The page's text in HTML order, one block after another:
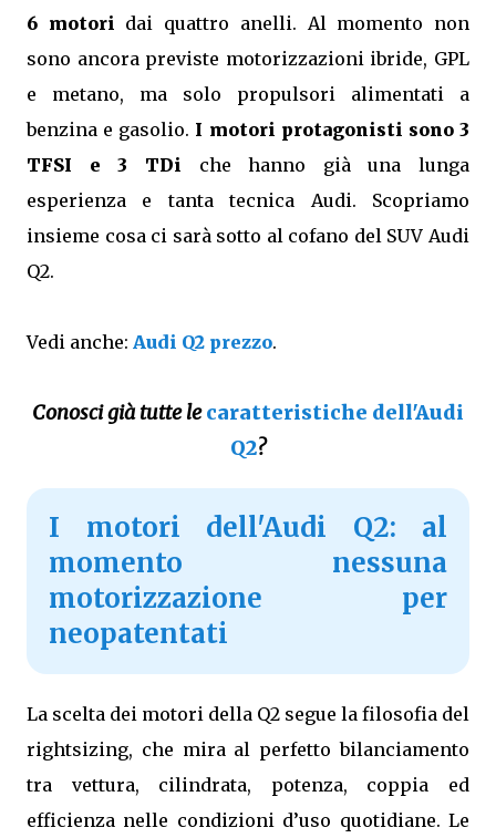
6 motori dai quattro anelli. Al momento non
sono ancora previste motorizzazioni ibride, GPL
e metano, ma solo propulsori alimentati a
benzina e gasolio. I motori protagonisti sono 3
TFSI e 3 TDi che hanno già una lunga
esperienza e tanta tecnica Audi. Scopriamo
insieme cosa ci sarà sotto al cofano del SUV Audi
Q2.
Vedi anche: Audi Q2 prezzo.
Conosci già tutte lecaratteristiche dell'Audi
Q2?
I motori dell'Audi Q2: al
momento nessuna
motorizzazione per
neopatentati
La scelta dei motori della Q2 segue la filosofia del
rightsizing, che mira al perfetto bilanciamento
tra vettura, cilindrata, potenza, coppia ed
efficienza nelle condizioni d’uso quotidiane. Le